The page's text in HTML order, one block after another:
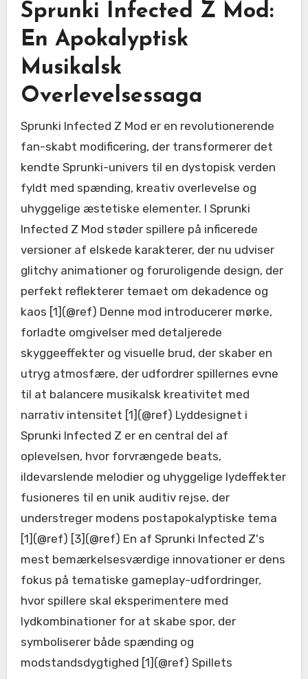
Sprunki Infected Z Mod:
En Apokalyptisk
Musikalsk
Overlevelsessaga
Sprunki Infected Z Mod er en revolutionerende
fan-skabt modificering, der transformerer det
kendte Sprunki-univers til en dystopisk verden
fyldt med spænding, kreativ overlevelse og
uhyggelige æstetiske elementer. I Sprunki
Infected Z Mod støder spillere på inficerede
versioner af elskede karakterer, der nu udviser
glitchy animationer og foruroligende design, der
perfekt reflekterer temaet om dekadence og
kaos [1](@ref) Denne mod introducerer mørke,
forladte omgivelser med detaljerede
skyggeeffekter og visuelle brud, der skaber en
utryg atmosfære, der udfordrer spillernes evne
til at balancere musikalsk kreativitet med
narrativ intensitet [1](@ref) Lyddesignet i
Sprunki Infected Z er en central del af
oplevelsen, hvor forvrængede beats,
ildevarslende melodier og uhyggelige lydeffekter
fusioneres til en unik auditiv rejse, der
understreger modens postapokalyptiske tema
[1](@ref) [3](@ref) En af Sprunki Infected Z's
mest bemærkelsesværdige innovationer er dens
fokus på tematiske gameplay-udfordringer,
hvor spillere skal eksperimentere med
lydkombinationer for at skabe spor, der
symboliserer både spænding og
modstandsdygtighed [1](@ref) Spillets